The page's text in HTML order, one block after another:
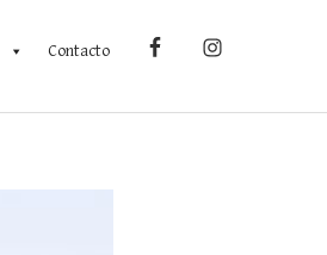
Contacto